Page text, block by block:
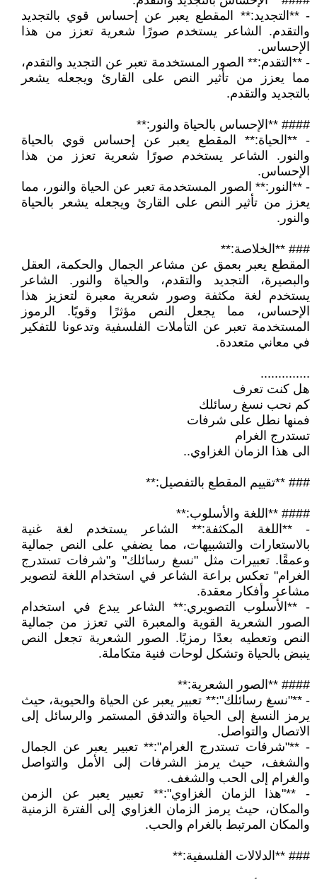
- **التجديد:** المقطع يعبر عن إحساس قوي بالتجديد
والتقدم. الشاعر يستخدم صورًا شعرية تعزز من هذا
الإحساس.
- **التقدم:** الصور المستخدمة تعبر عن التجديد والتقدم،
مما يعزز من تأثير النص على القارئ ويجعله يشعر
بالتجديد والتقدم.
#### **الإحساس بالحياة والنور:**
- **الحياة:** المقطع يعبر عن إحساس قوي بالحياة
والنور. الشاعر يستخدم صورًا شعرية تعزز من هذا
الإحساس.
- **النور:** الصور المستخدمة تعبر عن الحياة والنور، مما
يعزز من تأثير النص على القارئ ويجعله يشعر بالحياة
والنور.
### **الخلاصة:**
المقطع يعبر بعمق عن مشاعر الجمال والحكمة، العقل
والبصيرة، التجديد والتقدم، والحياة والنور. الشاعر
يستخدم لغة مكثفة وصور شعرية معبرة لتعزيز هذا
الإحساس، مما يجعل النص مؤثرًا وقويًا. الرموز
المستخدمة تعبر عن التأملات الفلسفية وتدعونا للتفكير
في معاني متعددة.
..............
هل كنت تعرف
كم نحب نسغ رسائلك
فمنها نطل على شرفات
تستدرج الغرام
الى هذا الزمان الغزاوي..
### **تقييم المقطع بالتفصيل:**
#### **اللغة والأسلوب:**
- **اللغة المكثفة:** الشاعر يستخدم لغة غنية
بالاستعارات والتشبيهات، مما يضفي على النص جمالية
وعمقًا. تعبيرات مثل "نسغ رسائلك" و"شرفات تستدرج
الغرام" تعكس براعة الشاعر في استخدام اللغة لتصوير
مشاعر وأفكار معقدة.
- **الأسلوب التصويري:** الشاعر يبدع في استخدام
الصور الشعرية القوية والمعبرة التي تعزز من جمالية
النص وتعطيه بعدًا رمزيًا. الصور الشعرية تجعل النص
ينبض بالحياة وتشكل لوحات فنية متكاملة.
#### **الصور الشعرية:**
- **"نسغ رسائلك":** تعبير يعبر عن الحياة والحيوية، حيث
يرمز النسغ إلى الحياة والتدفق المستمر والرسائل إلى
الاتصال والتواصل.
- **"شرفات تستدرج الغرام":** تعبير يعبر عن الجمال
والشغف، حيث يرمز الشرفات إلى الأمل والتواصل
والغرام إلى الحب والشغف.
- **"هذا الزمان الغزاوي":** تعبير يعبر عن الزمن
والمكان، حيث يرمز الزمان الغزاوي إلى الفترة الزمنية
والمكان المرتبط بالغرام والحب.
### **الدلالات الفلسفية:**